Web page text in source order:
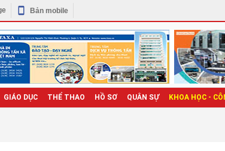
Bản mobile
GIÁO DỤC THỂ THAO HỒ SƠ QUÂN SỰ KHOA HỌC -